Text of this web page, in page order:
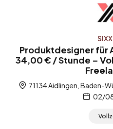
Produktdesigner für
34,00 € / Stunde –
71134 Aidlingen, Baden-
02/